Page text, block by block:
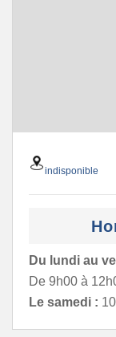
indisponible
Du lundi au
De 9h00 à
Le samedi :